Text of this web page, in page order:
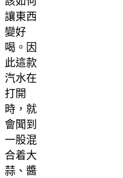
讓東西
變好
喝。因
此這款
汽水在
打開
時，就
會聞到
一股混
合着大
蒜、醬